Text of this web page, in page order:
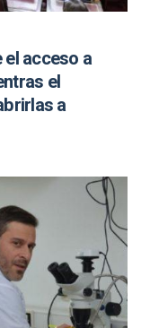
el acceso a
el
a